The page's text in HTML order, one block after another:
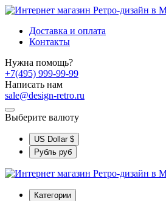
Доставка и оплата
Контакты
Нужна помощь?
+7(495) 999-99-99
Написать нам
sale@design-retro.ru
Выберите валюту
US Dollar $
Рубль руб
Категории